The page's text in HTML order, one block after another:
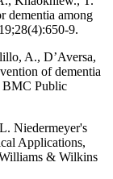
dementia among
9.
A., D’Aversa,
of dementia
BMC Public
Niedermeyer's
Applications,
& Wilkins